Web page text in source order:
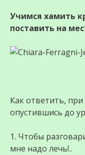
Учимся хамить
поставить на
Как ответить,
опустившись до
1. Чтобы
мне надо лечь!..